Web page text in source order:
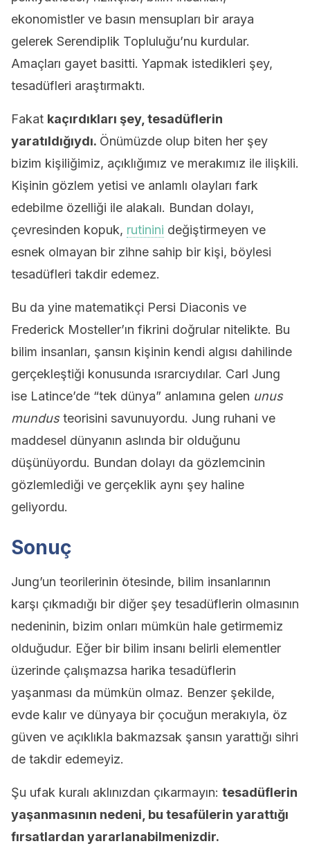
ekonomistler ve basın mensupları bir araya
gelerek Serendiplik Topluluğu’nu kurdular.
Amaçları gayet basitti. Yapmak istedikleri şey,
tesadüfleri araştırmaktı.
Fakat kaçırdıkları şey, tesadüflerin
yaratıldığıydı. Önümüzde olup biten her şey
bizim kişiliğimiz, açıklığımız ve merakımız ile ilişkili.
Kişinin gözlem yetisi ve anlamlı olayları fark
edebilme özelliği ile alakalı. Bundan dolayı,
çevresinden kopuk, rutinini değiştirmeyen ve
esnek olmayan bir zihne sahip bir kişi, böylesi
tesadüfleri takdir edemez.
Bu da yine matematikçi Persi Diaconis ve
Frederick Mosteller’ın fikrini doğrular nitelikte. Bu
bilim insanları, şansın kişinin kendi algısı dahilinde
gerçekleştiği konusunda ısrarcıydılar. Carl Jung
ise Latince’de “tek dünya” anlamına gelen unus
mundusteorisini savunuyordu. Jung ruhani ve
maddesel dünyanın aslında bir olduğunu
düşünüyordu. Bundan dolayı da gözlemcinin
gözlemlediği ve gerçeklik aynı şey haline
geliyordu.
Sonuç
Jung’un teorilerinin ötesinde, bilim insanlarının
karşı çıkmadığı bir diğer şey tesadüflerin olmasının
nedeninin, bizim onları mümkün hale getirmemiz
olduğudur. Eğer bir bilim insanı belirli elementler
üzerinde çalışmazsa harika tesadüflerin
yaşanması da mümkün olmaz. Benzer şekilde,
evde kalır ve dünyaya bir çocuğun merakıyla, öz
güven ve açıklıkla bakmazsak şansın yarattığı sihri
de takdir edemeyiz.
Şu ufak kuralı aklınızdan çıkarmayın: tesadüflerin
yaşanmasının nedeni, bu tesafülerin yarattığı
fırsatlardan yararlanabilmenizdir.